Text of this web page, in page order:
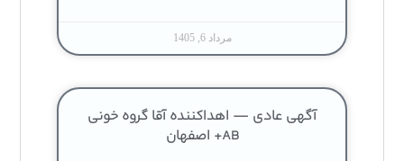
مرداد 6, 1405
آگهی عادی — اهداکننده آقا گروه خونی
AB+ اصفهان